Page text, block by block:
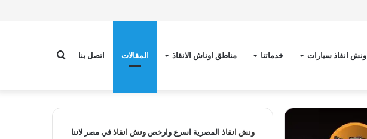
ونش انقاذ سيارات خدماتنا مناطق اوناش الانقاذ المقالات اتصل بنا
ونش انقاذ المصرية اسرع وارخصونش انقاذفي مصر لاننا